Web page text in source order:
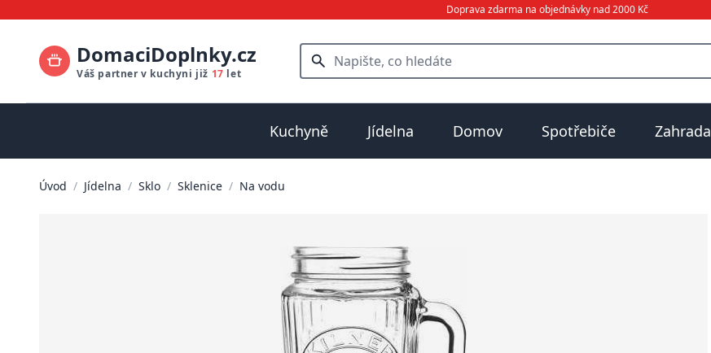
Doprava zdarma na objednávky nad 2000 Kč
DomaciDoplnky.cz
Váš partner v kuchyni již 17 let
Kuchyně Jídelna Domov Spotřebiče Zahrada
Úvod / Jídelna / Sklo / Sklenice / Na vodu